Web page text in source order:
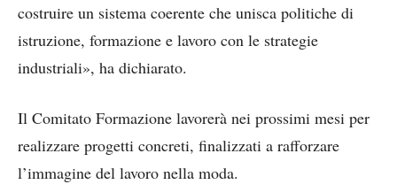
costruire un sistema coerente che unisca politiche di
istruzione, formazione e lavoro con le strategie
industriali», ha dichiarato.
Il Comitato Formazione lavorerà nei prossimi mesi per
realizzare progetti concreti, finalizzati a rafforzare
l’immagine del lavoro nella moda.